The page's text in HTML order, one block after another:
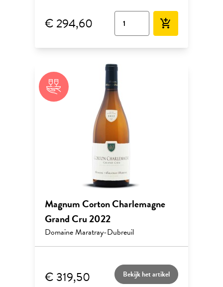
€ 294,60 add_shopping_cart
Magnum Corton Charlemagne
Grand Cru 2022
Domaine Maratray-Dubreuil
€ 319,50 Bekijk het artikel